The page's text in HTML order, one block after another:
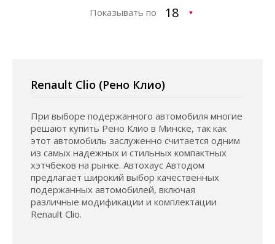
Показывать по
Renault Clio (Рено Клио)
При выборе подержанного автомобиля многие
решают купить Рено Клио в Минске, так как
этот автомобиль заслуженно считается одним
из самых надежных и стильных компактных
хэтчбеков на рынке. Автохаус Автодом
предлагает широкий выбор качественных
подержанных автомобилей, включая
различные модификации и комплектации
Renault Clio.